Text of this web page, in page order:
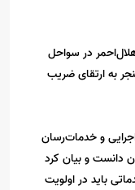
در سواحل
به ارتقای ضریب
و خدمات‌رسان
دانست و بیان کرد
باید در اولویت